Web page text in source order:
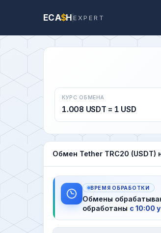
ECA$HEXPERT
КУРС ОБМЕНА
1.008 USDT = 1 USD
Обмен Tether TRC20 (USDT)
ВРЕМЯ ОБРАБОТКИ
Обмены
обработаны с 10:00